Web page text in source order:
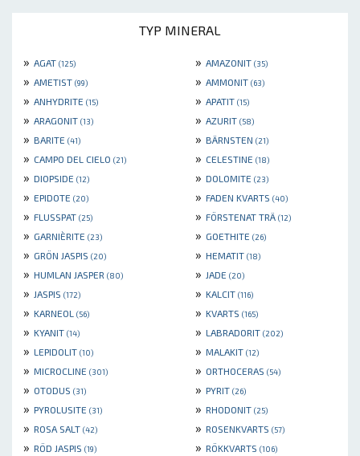
TYP MINERAL
» AGAT (125) » AMAZONIT (35)
» AMETIST (99) » AMMONIT (63)
» ANHYDRITE (15) » APATIT (15)
» ARAGONIT (13) » AZURIT (58)
» BARITE (41) » BÄRNSTEN (21)
» CAMPO DEL CIELO (21) » CELESTINE (18)
» DIOPSIDE (12) » DOLOMITE (23)
» EPIDOTE (20) » FADEN KVARTS (40)
» FLUSSPAT (25) » FÖRSTENAT TRÄ (12)
» GARNIÈRITE (23) » GOETHITE (26)
» GRÖN JASPIS (20) » HEMATIT (18)
» HUMLAN JASPER (80) » JADE (20)
» JASPIS (172) » KALCIT (116)
» KARNEOL (56) » KVARTS (165)
» KYANIT (14) » LABRADORIT (202)
» LEPIDOLIT (10) » MALAKIT (12)
» MICROCLINE (301) » ORTHOCERAS (54)
» OTODUS (31) » PYRIT (26)
» PYROLUSITE (31) » RHODONIT (25)
» ROSA SALT (42) » ROSENKVARTS (57)
» RÖD JASPIS (19) » RÖKKVARTS (106)